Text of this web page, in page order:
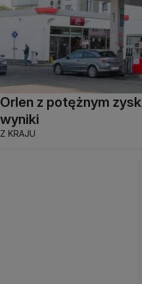
Orlen z potężnym
wyniki
Z KRAJU